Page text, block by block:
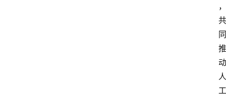
，
共
同
推
动
人
工